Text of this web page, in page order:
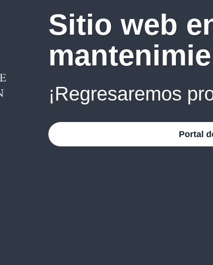
Sitio web
¡Regresaremos
Portal